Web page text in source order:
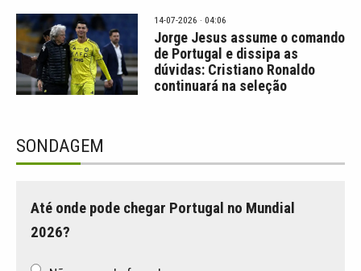
14-07-2026 · 04:06
Jorge Jesus assume o comando
de Portugal e dissipa as
dúvidas: Cristiano Ronaldo
continuará na seleção
SONDAGEM
Até onde pode chegar Portugal no Mundial
2026?